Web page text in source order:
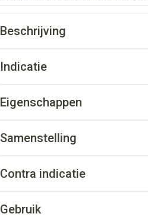
Beschrijving
Indicatie
Eigenschappen
Samenstelling
Contra indicatie
Gebruik